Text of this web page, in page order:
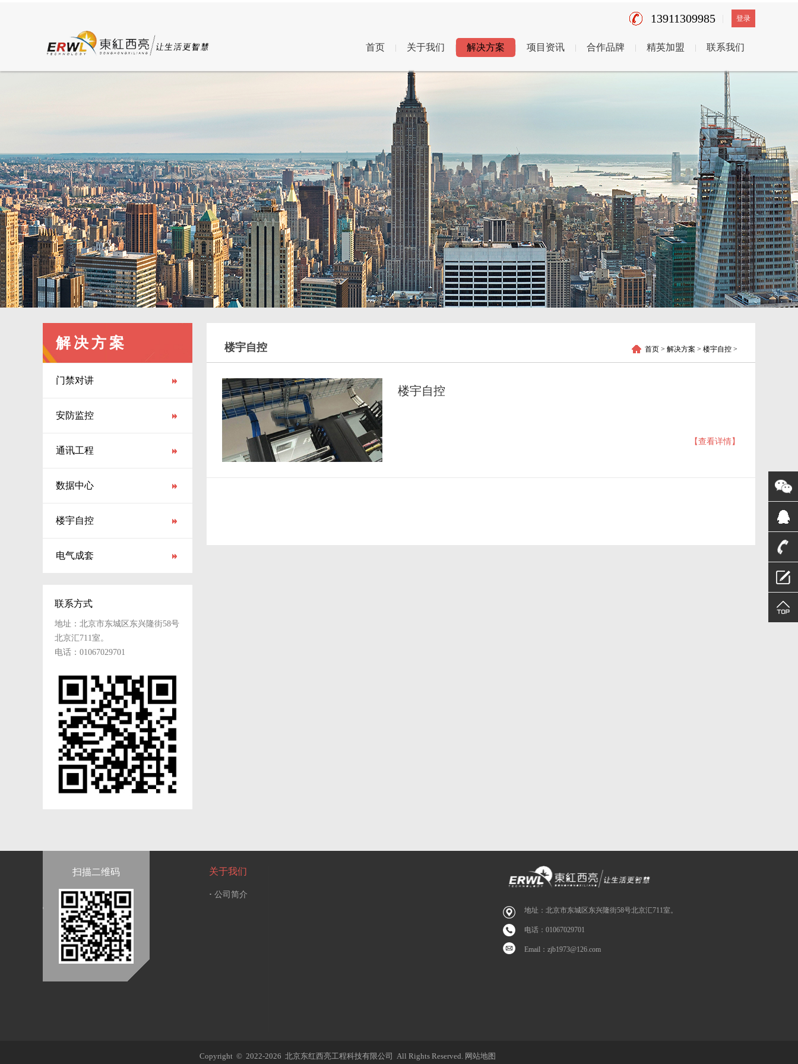
登录
13911309985
首页 关于我们 解决方案 项目资讯 合作品牌 精英加盟 联系我们
解决方案
门禁对讲
安防监控
通讯工程
数据中心
楼宇自控
电气成套
联系方式
地址：北京市东城区东兴隆街58号
北京汇711室。
电话：01067029701
楼宇自控 首页 > 解决方案 > 楼宇自控 >
楼宇自控
【查看详情】
扫描二维码 关于我们
· 公司简介
地址：北京市东城区东兴隆街58号北京汇711室。
电话：01067029701
Email：zjb1973@126.com
Copyright © 2022-2026 北京东红西亮工程科技有限公司 All Rights Reserved. 网站地图